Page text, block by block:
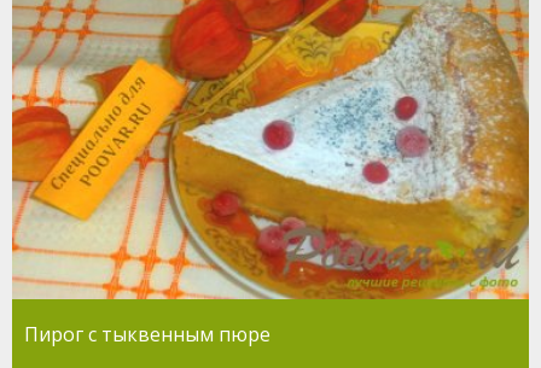
Пирог с тыквенным пюре